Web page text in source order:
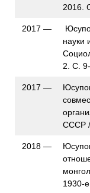
2016.
2017 —
науки
2. С.
2017 —
СССР
2018 —
1930-